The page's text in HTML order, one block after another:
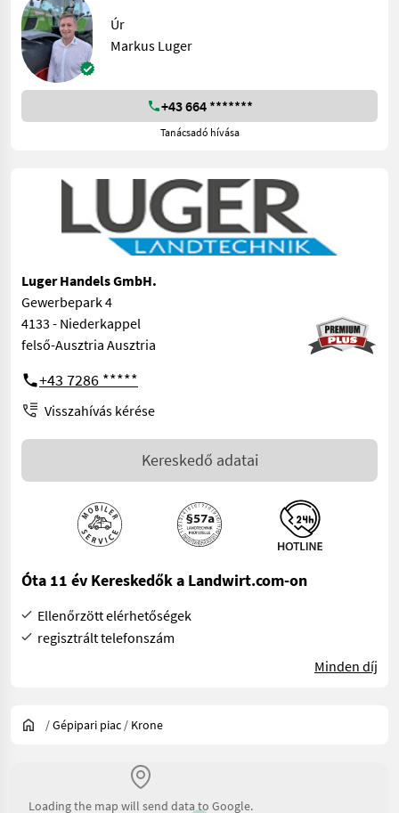
Úr
Markus Luger
+43 664 *******
Tanácsadó hívása
Luger Handels GmbH.
Gewerbepark 4
4133 - Niederkappel
felső-Ausztria Ausztria
+43 7286 *****
Visszahívás kérése
Kereskedő adatai
Óta 11 év Kereskedők a Landwirt.com-on
Ellenőrzött elérhetőségek
regisztrált telefonszám
Minden díj
/Gépipari piac / Krone
Loading the map will send data to Google.